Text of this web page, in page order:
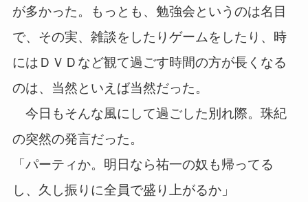
が多かった。もっとも、勉強会というのは名目
で、その実、雑談をしたりゲームをしたり、時
にはＤＶＤなど観て過ごす時間の方が長くなる
のは、当然といえば当然だった。
今日もそんな風にして過ごした別れ際。珠紀
の突然の発言だった。
「パーティか。明日なら祐一の奴も帰ってる
し、久し振りに全員で盛り上がるか」